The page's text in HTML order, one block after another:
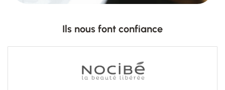
Ils nous font confiance